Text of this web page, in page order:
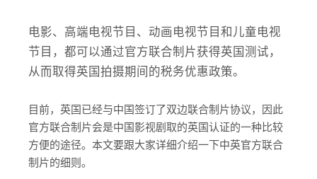
电影、高端电视节目、动画电视节目和儿童电视
节目，都可以通过官方联合制片获得英国测试，
从而取得英国拍摄期间的税务优惠政策。
目前，英国已经与中国签订了双边联合制片协议，因此
官方联合制片会是中国影视剧取的英国认证的一种比较
方便的途径。本文要跟大家详细介绍一下中英官方联合
制片的细则。